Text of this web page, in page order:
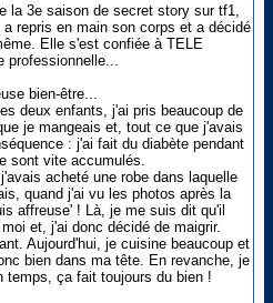
la 3e saison de secret story sur tf1,
repris en main son corps et a décidé
Elle s'est confiée à TELE
bien-être...
deux enfants, j'ai pris beaucoup de
je mangeais et, tout ce que j'avais
: j'ai fait du diabète pendant
sont vite accumulés.
acheté une robe dans laquelle
quand j'ai vu les photos après la
affreuse' ! Là, je me suis dit qu'il
et, j'ai donc décidé de maigrir.
Aujourd'hui, je cuisine beaucoup et
bien dans ma tête. En revanche, je
temps, ça fait toujours du bien !